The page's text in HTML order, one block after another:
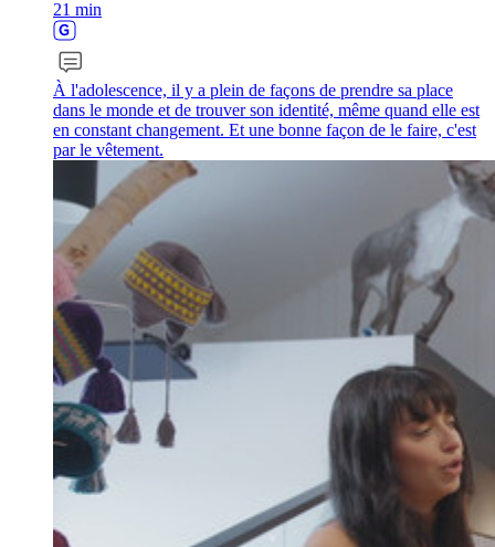
21 min
À l'adolescence, il y a plein de façons de prendre sa place
dans le monde et de trouver son identité, même quand elle est
en constant changement. Et une bonne façon de le faire, c'est
par le vêtement.